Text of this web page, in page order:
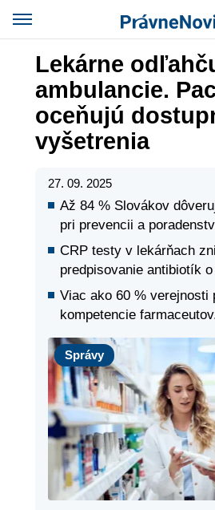
Lekárne
ambulancie.
oceňujú
vyšetrenia
27. 09. 2025
Až 84 % Slovákov
pri prevencii a
CRP testy v lekárňach
predpisovanie antibiotík
Viac ako 60 % verejnosti
kompetencie
Správy
Správy